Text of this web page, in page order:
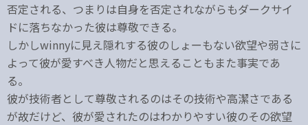
否定される、つまりは自身を否定されながらもダークサイ
ドに落ちなかった彼は尊敬できる。
しかしwinnyに見え隠れする彼のしょーもない欲望や弱さに
よって彼が愛すべき人物だと思えることもまた事実であ
る。
彼が技術者として尊敬されるのはその技術や高潔さである
が故だけど、彼が愛されたのはわかりやすい彼のその欲望